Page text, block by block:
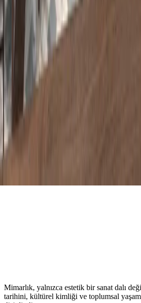
Mimarlık, yalnızca estetik bir sanat dalı
tarihini, kültürel kimliği ve toplumsal